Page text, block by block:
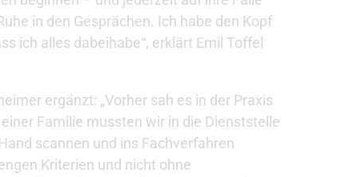
in den Gesprächen. Ich habe den Kopf
ich alles dabeihabe“, erklärt Emil Toffel
ergänzt: „Vorher sah es in der Praxis
Familie mussten wir in die Dienststelle
scannen und ins Fachverfahren
Kriterien und nicht ohne